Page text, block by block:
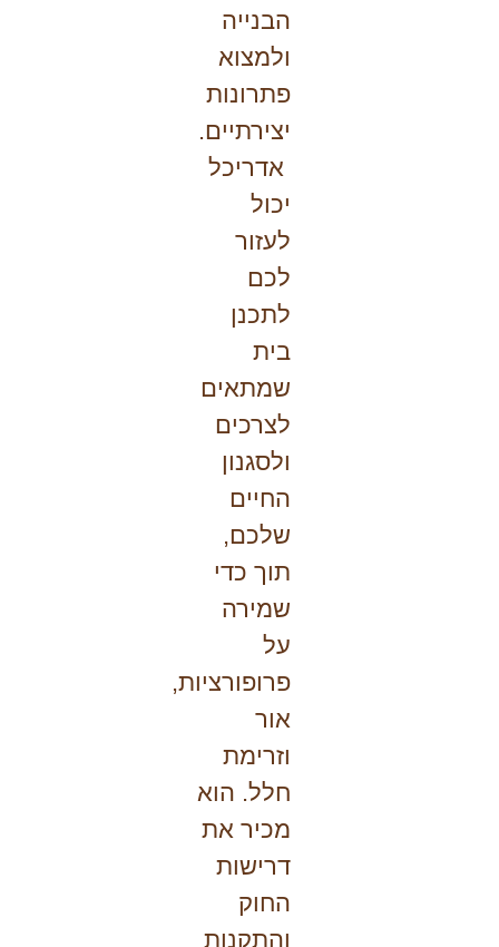
הבנייה
ולמצוא
פתרונות
יצירתיים.
אדריכל
יכול
לעזור
לכם
לתכנן
בית
שמתאים
לצרכים
ולסגנון
החיים
שלכם,
תוך כדי
שמירה
על
פרופורציות,
אור
וזרימת
חלל. הוא
מכיר את
דרישות
החוק
והתקנות